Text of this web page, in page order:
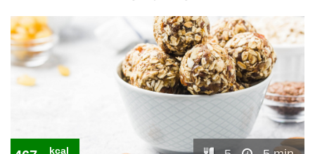
kcal